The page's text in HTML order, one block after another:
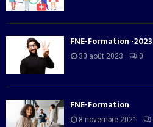
FNE-Formation -2023
30 août 2023 0
FNE-Formation
8 novembre 2021